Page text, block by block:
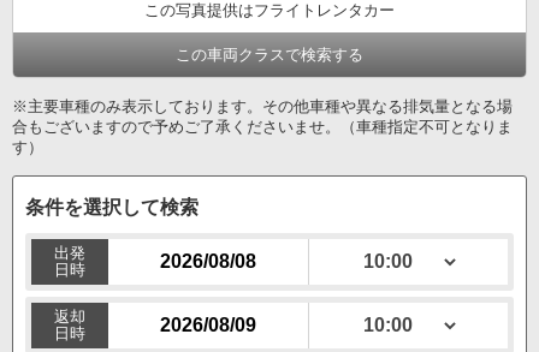
この写真提供はフライトレンタカー
この車両クラスで検索する
※主要車種のみ表示しております。その他車種や異なる排気量となる場
合もございますので予めご了承くださいませ。（車種指定不可となりま
す）
条件を選択して検索
出発
日時
返却
日時